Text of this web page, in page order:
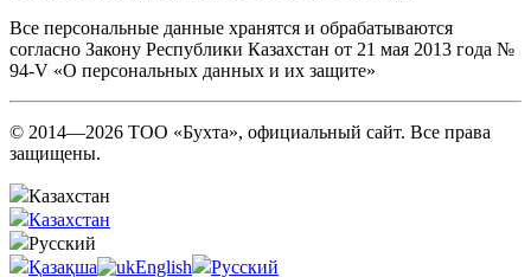
Все персональные данные хранятся и обрабатываются
согласно Закону Республики Казахстан от 21 мая 2013 года №
94-V «О персональных данных и их защите»
© 2014—2026 ТОО «Бухта», официальный сайт. Все права
защищены.
Казахстан
Казахстан
Русский
Қазақша
English Русский